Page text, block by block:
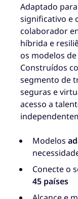
Adaptado
significativo e
colaborador
híbrida e
os modelos
Construídos
segmento de
seguras e
acesso a
Modelos
Conecte o
45 países